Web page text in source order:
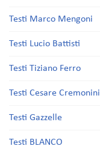
Testi Marco Mengoni
Testi Lucio Battisti
Testi Tiziano Ferro
Testi Cesare Cremonini
Testi Gazzelle
Testi BLANCO